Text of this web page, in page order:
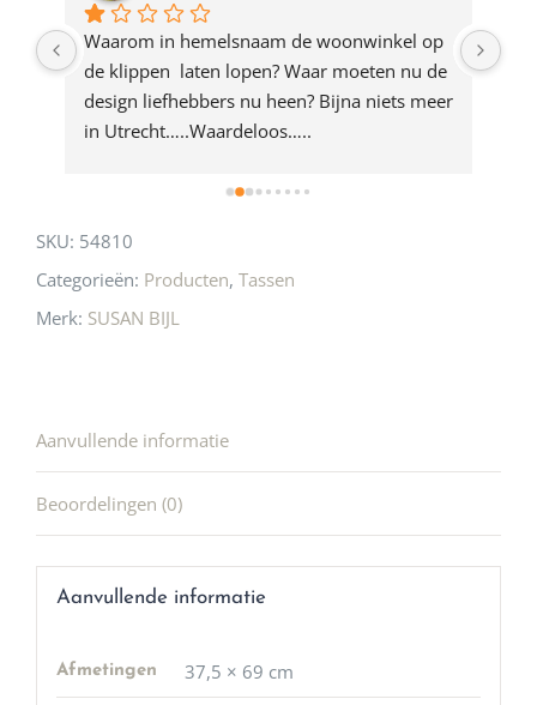
productWaarom in hemelsnaam de woonwinkel op
de klippen  laten lopen? Waar moeten nu de
design liefhebbers nu heen? Bijna niets meer
in Utrecht…..Waardeloos…..
SKU: 54810
Categorieën: Producten, Tassen
Merk: SUSAN BIJL
Aanvullende informatie
Beoordelingen (0)
Aanvullende informatie
Afmetingen 37,5 × 69 cm